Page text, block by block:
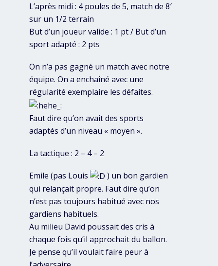
L’après midi : 4 poules de 5, match de 8′
sur un 1/2 terrain
But d’un joueur valide : 1 pt / But d’un
sport adapté : 2 pts
On n’a pas gagné un match avec notre
équipe. On a enchaîné avec une
régularité exemplaire les défaites.
Faut dire qu’on avait des sports
adaptés d’un niveau « moyen ».
La tactique : 2 – 4 – 2
Emile (pas Louis
) un bon gardien
qui relançait propre. Faut dire qu’on
n’est pas toujours habitué avec nos
gardiens habituels.
Au milieu David poussait des cris à
chaque fois qu’il approchait du ballon.
Je pense qu’il voulait faire peur à